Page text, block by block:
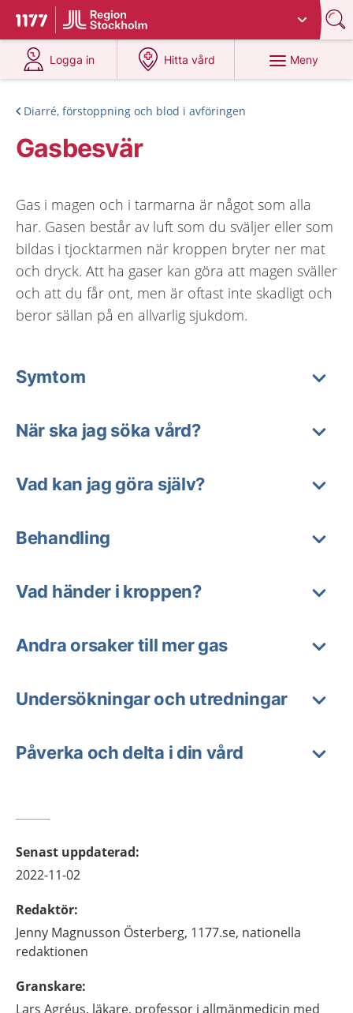
Till startsidan för 1177
Du har valt region
Logga in
på 1177.se
Hitta vård
på 1177.se
Meny
Diarré, förstoppning och blod i avföringen
Gasbesvär
Gas i magen och i tarmarna är något som alla
har. Gasen består av luft som du sväljer eller som
bildas i tjocktarmen när kroppen bryter ner mat
och dryck. Att ha gaser kan göra att magen sväller
och att du får ont, men är oftast inte skadligt och
beror sällan på en allvarlig sjukdom.
Symtom
När ska jag söka vård?
Vad kan jag göra själv?
Behandling
Vad händer i kroppen?
Andra orsaker till mer gas
Undersökningar och utredningar
Påverka och delta i din vård
Senast uppdaterad:
2022-11-02
Redaktör:
Jenny Magnusson Österberg, 1177.se, nationella
redaktionen
Granskare:
Lars Agréus, läkare, professor i allmänmedicin med